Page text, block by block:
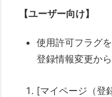
【ユーザー向け】
使用許可フラグ
登録情報変更か
[マイページ（登